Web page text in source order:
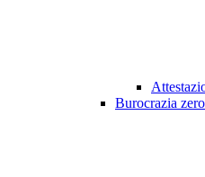
Burocrazia zero